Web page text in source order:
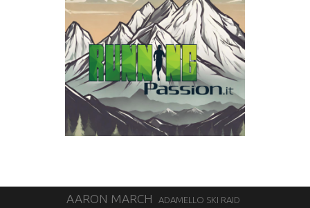
AARON MARCH ADAMELLO SKI RAID